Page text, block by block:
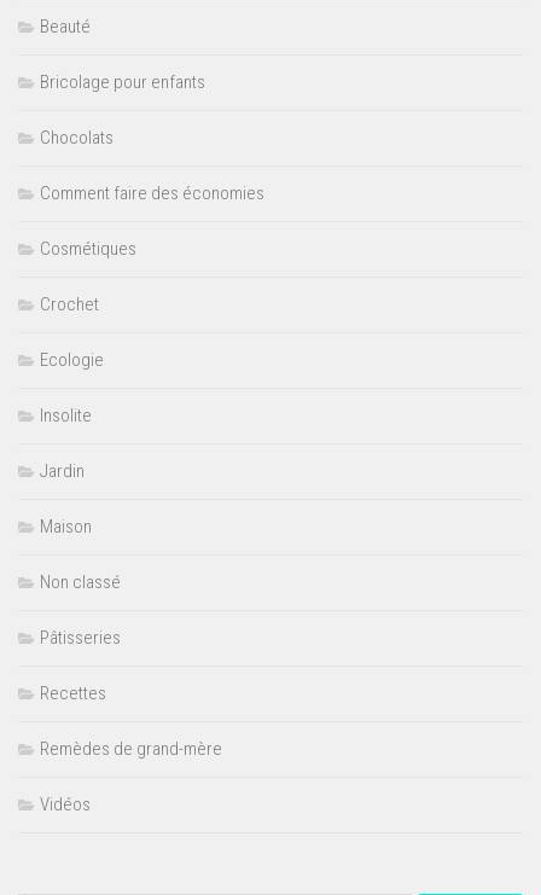
Beauté
Bricolage pour enfants
Chocolats
Comment faire des économies
Cosmétiques
Crochet
Ecologie
Insolite
Jardin
Maison
Non classé
Pâtisseries
Recettes
Remèdes de grand-mère
Vidéos